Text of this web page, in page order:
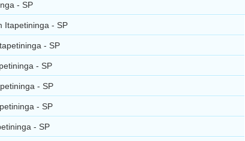
- SP
Itapetininga - SP
- SP
- SP
- SP
- SP
- SP